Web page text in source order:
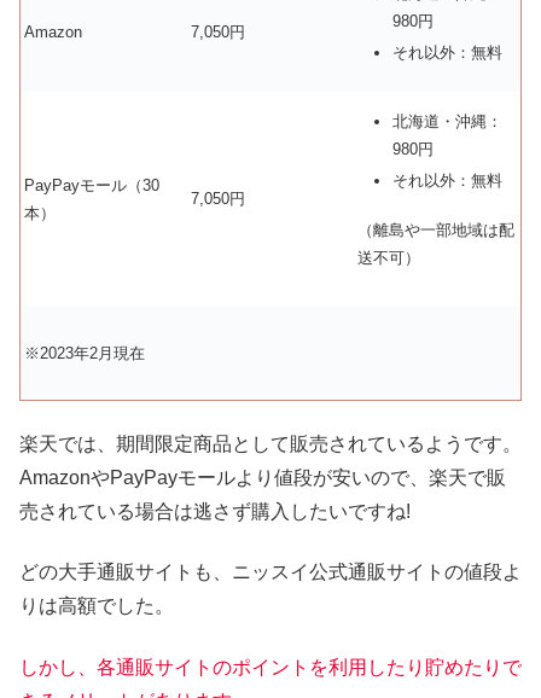
Amazon 7,050円
980円
それ以外：無料
PayPayモール（30
本）
7,050円
北海道・沖縄：
980円
それ以外：無料
（離島や一部地域は配
送不可）
※2023年2月現在
楽天では、期間限定商品として販売されているようです。
AmazonやPayPayモールより値段が安いので、楽天で販
売されている場合は逃さず購入したいですね!
どの大手通販サイトも、ニッスイ公式通販サイトの値段よ
りは高額でした。
しかし、各通販サイトのポイントを利用したり貯めたりで